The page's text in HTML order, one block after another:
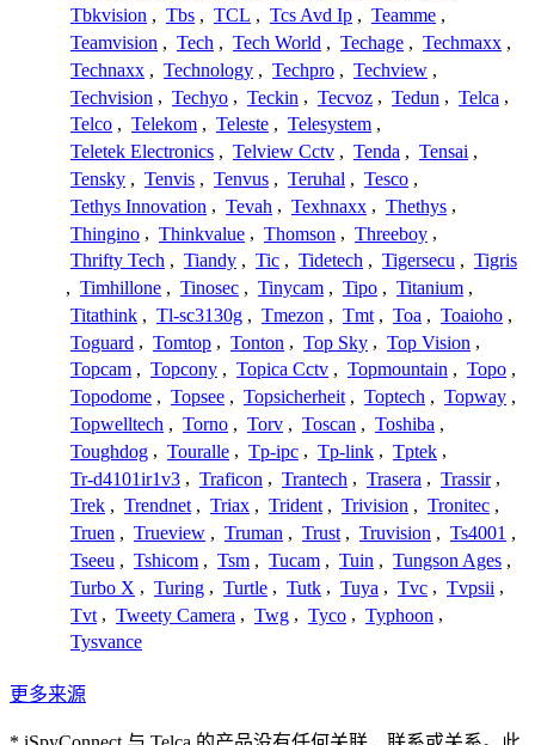
Tbkvision , Tbs , TCL , Tcs Avd Ip , Teamme ,
Teamvision , Tech , Tech World , Techage , Techmaxx ,
Technaxx , Technology , Techpro , Techview ,
Techvision , Techyo , Teckin , Tecvoz , Tedun , Telca ,
Telco , Telekom , Teleste , Telesystem ,
Teletek Electronics , Telview Cctv , Tenda , Tensai ,
Tensky , Tenvis , Tenvus , Teruhal , Tesco ,
Tethys Innovation , Tevah , Texhnaxx , Thethys ,
Thingino , Thinkvalue , Thomson , Threeboy ,
Thrifty Tech , Tiandy , Tic , Tidetech , Tigersecu , Tigris
, Timhillone , Tinosec , Tinycam , Tipo , Titanium ,
Titathink , Tl-sc3130g , Tmezon , Tmt , Toa , Toaioho ,
Toguard , Tomtop , Tonton , Top Sky , Top Vision ,
Topcam , Topcony , Topica Cctv , Topmountain , Topo ,
Topodome , Topsee , Topsicherheit , Toptech , Topway ,
Topwelltech , Torno , Torv , Toscan , Toshiba ,
Toughdog , Touralle , Tp-ipc , Tp-link , Tptek ,
Tr-d4101ir1v3 , Traficon , Trantech , Trasera , Trassir ,
Trek , Trendnet , Triax , Trident , Trivision , Tronitec ,
Truen , Trueview , Truman , Trust , Truvision , Ts4001 ,
Tseeu , Tshicom , Tsm , Tucam , Tuin , Tungson Ages ,
Turbo X , Turing , Turtle , Tutk , Tuya , Tvc , Tvpsii ,
Tvt , Tweety Camera , Twg , Tyco , Typhoon ,
Tysvance
更多来源